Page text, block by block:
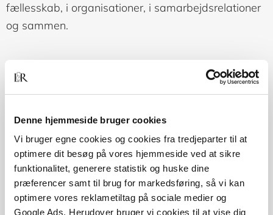
Denne hjemmeside bruger cookies
Vi bruger egne cookies og cookies fra tredjeparter til at
optimere dit besøg på vores hjemmeside ved at sikre
funktionalitet, generere statistik og huske dine
præferencer samt til brug for markedsføring, så vi kan
optimere vores reklametiltag på sociale medier og
Google Ads. Herudover bruger vi cookies til at vise dig
fællesskab, i organisationer, i samarbejdsrelationer
og sammen.
DEL ARTIKLEN
F FACEBOOK M MAIL L LINKEDIN